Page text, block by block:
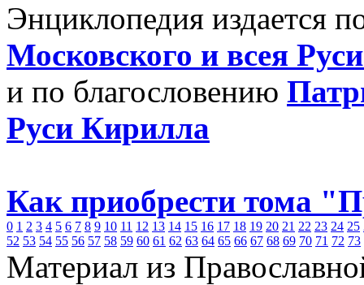
Энциклопедия издается
Московского и всея
и по благословению
Руси Кирилла
Как приобрести тома
0 1 2 3 4 5 6 7 8 9 10 11 12 13 14 15 16 17 18 19 20 21 22 23 24 25
52 53 54 55 56 57 58 59 60 61 62 63 64 65 66 67 68 69 70 71 72 73
Материал из